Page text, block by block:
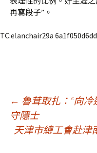
再寫段子”。
TC:elanchair29a
文
章
← 魯茸取扎：“向
守隱士
天津市總工會赴津